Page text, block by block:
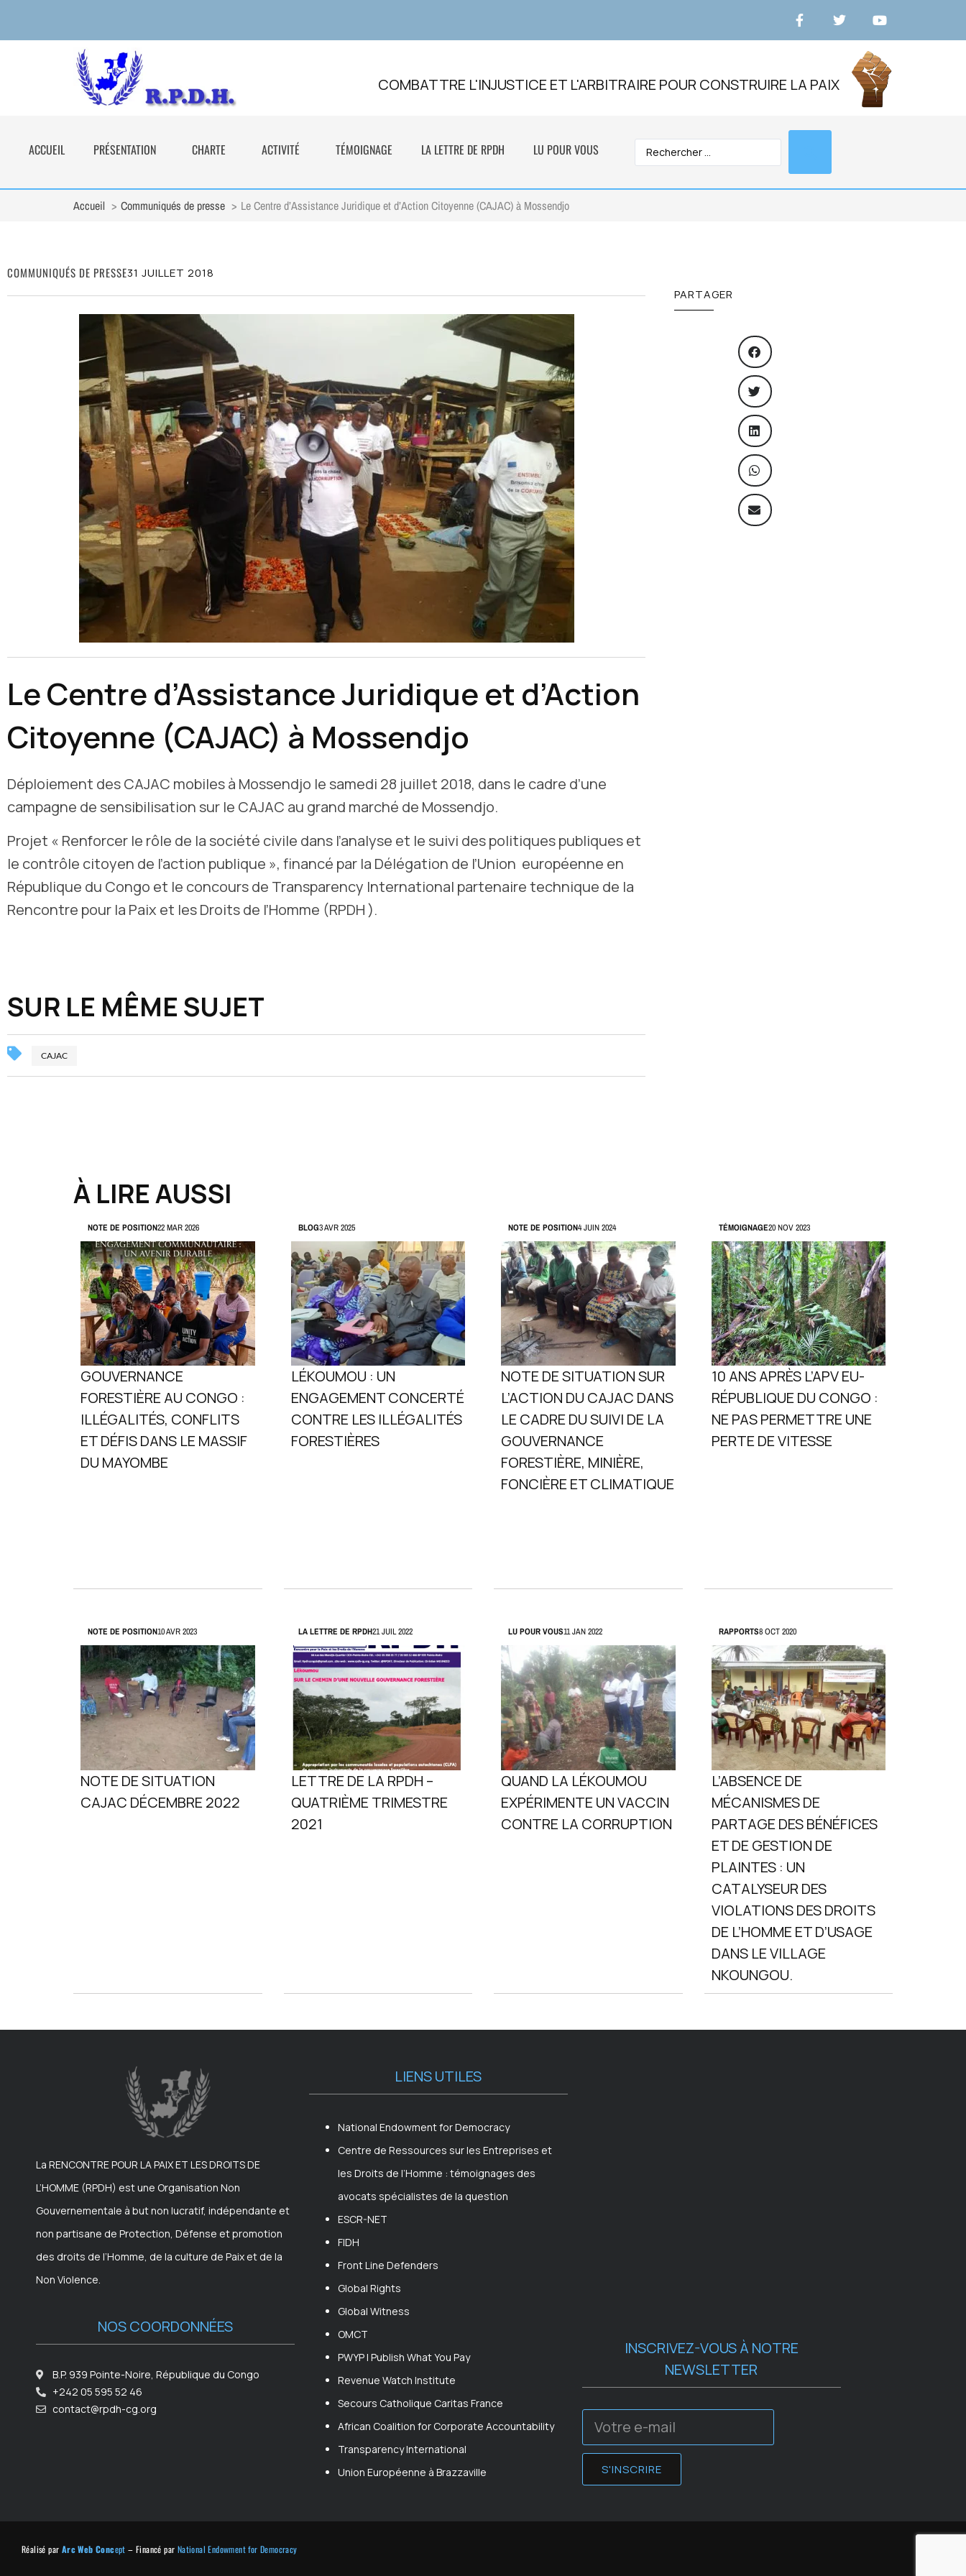
COMBATTRE L'INJUSTICE ET L'ARBITRAIRE POUR CONSTRUIRE LA PAIX
ACCUEIL PRÉSENTATION CHARTE ACTIVITÉ TÉMOIGNAGE LA LETTRE DE RPDH LU POUR VOUS
Accueil Communiqués de presse Le Centre d’Assistance Juridique et d’Action Citoyenne (CAJAC) à Mossendjo
COMMUNIQUÉS DE PRESSE31 JUILLET 2018
Le Centre d’Assistance Juridique et d’Action
Citoyenne (CAJAC) à Mossendjo
Déploiement des CAJAC mobiles à Mossendjo le samedi 28 juillet 2018, dans le cadre d’une
campagne de sensibilisation sur le CAJAC au grand marché de Mossendjo.
Projet « Renforcer le rôle de la société civile dans l’analyse et le suivi des politiques publiques et
le contrôle citoyen de l’action publique », financé par la Délégation de l’Union européenne en
République du Congo et le concours de Transparency International partenaire technique de la
Rencontre pour la Paix et les Droits de l’Homme (RPDH ).
SUR LE MÊME SUJET
CAJAC
PARTAGER
À LIRE AUSSI
NOTE DE POSITION22 MAR 2026
GOUVERNANCE
FORESTIÈRE AU CONGO :
ILLÉGALITÉS, CONFLITS
ET DÉFIS DANS LE MASSIF
DU MAYOMBE
BLOG3 AVR 2025
LÉKOUMOU : UN
ENGAGEMENT CONCERTÉ
CONTRE LES ILLÉGALITÉS
FORESTIÈRES
NOTE DE POSITION4 JUIN 2024
NOTE DE SITUATION SUR
L’ACTION DU CAJAC DANS
LE CADRE DU SUIVI DE LA
GOUVERNANCE
FORESTIÈRE, MINIÈRE,
FONCIÈRE ET CLIMATIQUE
TÉMOIGNAGE20 NOV 2023
10 ANS APRÈS L’APV EU-
RÉPUBLIQUE DU CONGO :
NE PAS PERMETTRE UNE
PERTE DE VITESSE
NOTE DE POSITION10 AVR 2023
NOTE DE SITUATION
CAJAC DÉCEMBRE 2022
LA LETTRE DE RPDH21 JUIL 2022
LETTRE DE LA RPDH –
QUATRIÈME TRIMESTRE
2021
LU POUR VOUS11 JAN 2022
QUAND LA LÉKOUMOU
EXPÉRIMENTE UN VACCIN
CONTRE LA CORRUPTION
RAPPORTS8 OCT 2020
L’ABSENCE DE
MÉCANISMES DE
PARTAGE DES BÉNÉFICES
ET DE GESTION DE
PLAINTES : UN
CATALYSEUR DES
VIOLATIONS DES DROITS
DE L’HOMME ET D’USAGE
DANS LE VILLAGE
NKOUNGOU.
La RENCONTRE POUR LA PAIX ET LES DROITS DE
L’HOMME (RPDH) est une Organisation Non
Gouvernementale à but non lucratif, indépendante et
non partisane de Protection, Défense et promotion
des droits de l’Homme, de la culture de Paix et de la
Non Violence.
NOS COORDONNÉES
B.P. 939 Pointe-Noire, République du Congo
+242 05 595 52 46
contact@rpdh-cg.org
LIENS UTILES
National Endowment for Democracy
Centre de Ressources sur les Entreprises et
les Droits de l’Homme : témoignages des
avocats spécialistes de la question
ESCR-NET
FIDH
Front Line Defenders
Global Rights
Global Witness
OMCT
PWYP | Publish What You Pay
Revenue Watch Institute
Secours Catholique Caritas France
African Coalition for Corporate Accountability
Transparency International
Union Européenne à Brazzaville
INSCRIVEZ-VOUS À NOTRE
NEWSLETTER
S'INSCRIRE
Réalisé par Arc Web Concept – Financé par National Endowment for Democracy